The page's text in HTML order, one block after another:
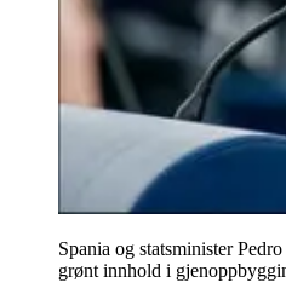
Spania og statsminister
grønt innhold i